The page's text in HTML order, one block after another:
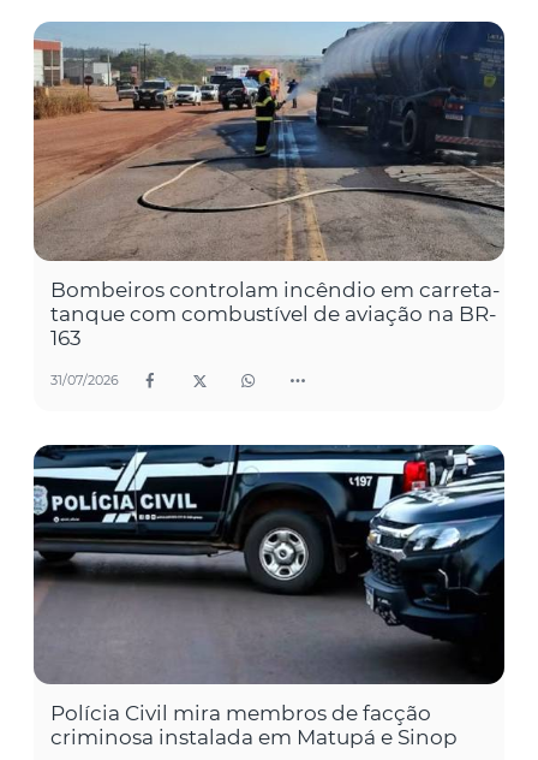
Bombeiros controlam incêndio em carreta-
tanque com combustível de aviação na BR-
163
31/07/2026
Polícia Civil mira membros de facção
criminosa instalada em Matupá e Sinop